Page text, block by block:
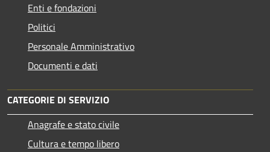
Enti e fondazioni
Politici
Personale Amministrativo
Documenti e dati
CATEGORIE DI SERVIZIO
Anagrafe e stato civile
Cultura e tempo libero